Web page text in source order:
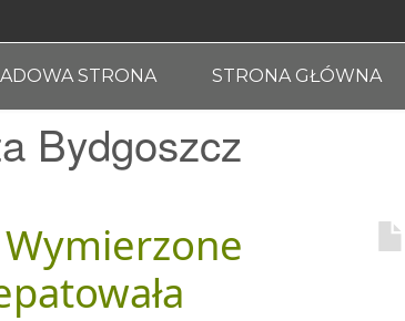
STRONA STRONA GŁÓWNA
Bydgoszcz